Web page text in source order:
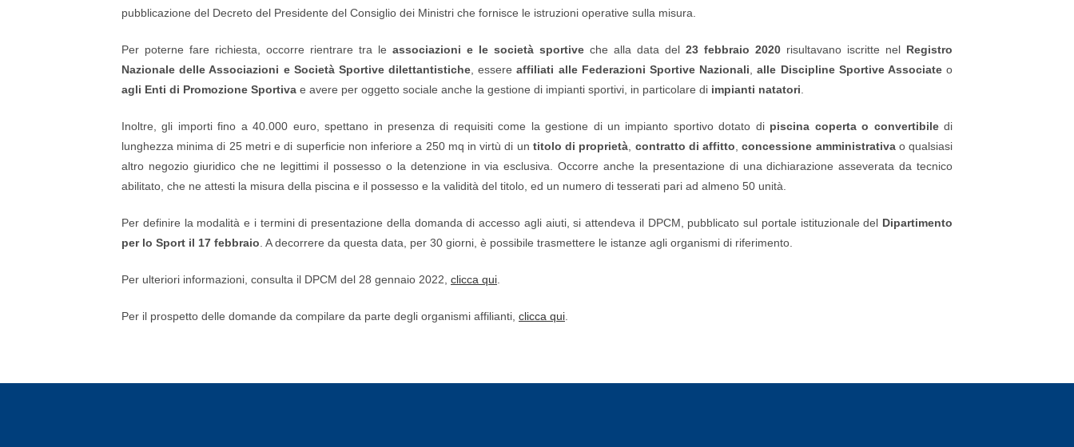
pubblicazione del Decreto del Presidente del Consiglio dei Ministri che fornisce le istruzioni operative sulla misura.
Per poterne fare richiesta, occorre rientrare tra le associazioni e le società sportive che alla data del 23 febbraio 2020 risultavano iscritte nel Registro
Nazionale delle Associazioni e Società Sportive dilettantistiche , essereaffiliati alle Federazioni Sportive Nazionali ,alle Discipline Sportive Associateo
agli Enti di Promozione Sportiva e avere per oggetto sociale anche la gestione di impianti sportivi, in particolare di impianti natatori
Inoltre, gli importi fino a 40.000 euro, spettano in presenza di requisiti come la gestione di un impianto sportivo dotato di piscina coperta o convertibiledi
lunghezza minima di 25 metri e di superficie non inferiore a 250 mq in virtù di un titolo di proprietà contratto di affitto ,concessione amministrativao qualsiasi
altro negozio giuridico che ne legittimi il possesso o la detenzione in via esclusiva. Occorre anche la presentazione di una dichiarazione asseverata da tecnico
abilitato, che ne attesti la misura della piscina e il possesso e la validità del titolo, ed un numero di tesserati pari ad almeno 50 unità.
Per definire la modalità e i termini di presentazione della domanda di accesso agli aiuti, si attendeva il DPCM, pubblicato sul portale istituzionale del Dipartimento
per lo Sport il 17 febbraio . A decorrere da questa data, per 30 giorni, è possibile trasmettere le istanze agli organismi di riferimento.
Per ulteriori informazioni, consulta il DPCM del 28 gennaio 2022, clicca qui
Per il prospetto delle domande da compilare da parte degli organismi affilianti, clicca qui